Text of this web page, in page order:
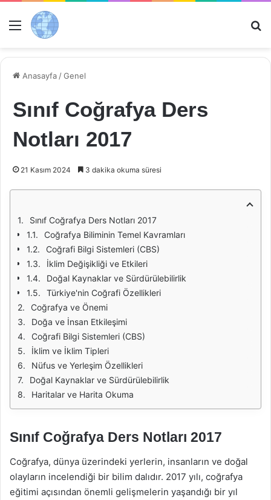
Menü
Anasayfa /Genel
Sınıf Coğrafya Ders
Notları 2017
21 Kasım 2024 3 dakika okuma süresi
Sınıf Coğrafya Ders Notları 2017
Coğrafya Biliminin Temel Kavramları
Coğrafi Bilgi Sistemleri (CBS)
İklim Değişikliği ve Etkileri
Doğal Kaynaklar ve Sürdürülebilirlik
Türkiye'nin Coğrafi Özellikleri
Coğrafya ve Önemi
Doğa ve İnsan Etkileşimi
Coğrafi Bilgi Sistemleri (CBS)
İklim ve İklim Tipleri
Nüfus ve Yerleşim Özellikleri
Doğal Kaynaklar ve Sürdürülebilirlik
Haritalar ve Harita Okuma
Sınıf Coğrafya Ders Notları 2017
Coğrafya, dünya üzerindeki yerlerin, insanların ve doğal
olayların incelendiği bir bilim dalıdır. 2017 yılı, coğrafya
eğitimi açısından önemli gelişmelerin yaşandığı bir yıl